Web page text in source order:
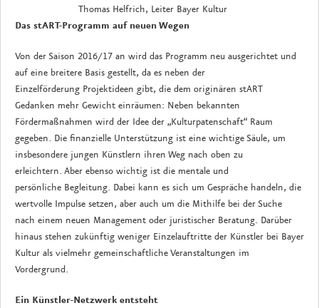
Thomas Helfrich, Leiter Bayer Kultur
Das stART-Programm auf neuen Wegen
Von der Saison 2016/17 an wird das Programm neu ausgerichtet und
auf eine breitere Basis gestellt, da es neben der
Einzelförderung Projektideen gibt, die dem originären stART
Gedanken mehr Gewicht einräumen: Neben bekannten
Fördermaßnahmen wird der Idee der „Kulturpatenschaft“ Raum
gegeben. Die finanzielle Unterstützung ist eine wichtige Säule, um
insbesondere jungen Künstlern ihren Weg nach oben zu
erleichtern. Aber ebenso wichtig ist die mentale und
persönliche Begleitung. Dabei kann es sich um Gespräche handeln, die
wertvolle Impulse setzen, aber auch um die Mithilfe bei der Suche
nach einem neuen Management oder juristischer Beratung. Darüber
hinaus stehen zukünftig weniger Einzelauftritte der Künstler bei Bayer
Kultur als vielmehr gemeinschaftliche Veranstaltungen im
Vordergrund.
Ein Künstler-Netzwerk entsteht